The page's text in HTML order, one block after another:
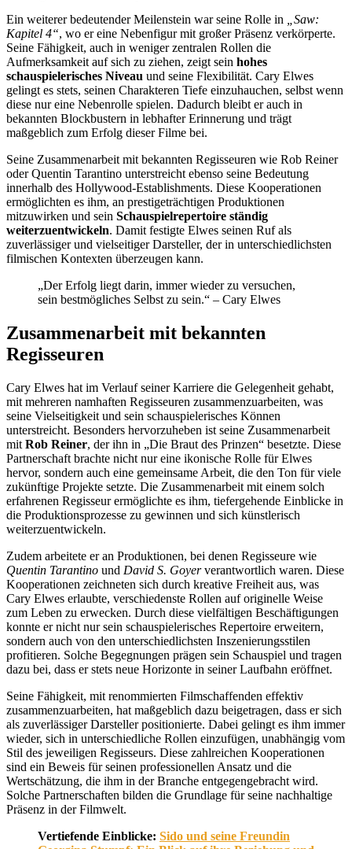
Ein weiterer bedeutender Meilenstein war seine Rolle in
„Saw:
Kapitel 4“, wo er eine Nebenfigur mit großer Präsenz verkörperte.
Seine Fähigkeit, auch in weniger zentralen Rollen die
Aufmerksamkeit auf sich zu ziehen, zeigt sein hohes
schauspielerisches Niveau und seine Flexibilität. Cary Elwes
gelingt es stets, seinen Charakteren Tiefe einzuhauchen, selbst wenn
diese nur eine Nebenrolle spielen. Dadurch bleibt er auch in
bekannten Blockbustern in lebhafter Erinnerung und trägt
maßgeblich zum Erfolg dieser Filme bei.
Seine Zusammenarbeit mit bekannten Regisseuren wie Rob Reiner
oder Quentin Tarantino unterstreicht ebenso seine Bedeutung
innerhalb des Hollywood-Establishments. Diese Kooperationen
ermöglichten es ihm, an prestigeträchtigen Produktionen
mitzuwirken und sein Schauspielrepertoire ständig
weiterzuentwickeln. Damit festigte Elwes seinen Ruf als
zuverlässiger und vielseitiger Darsteller, der in unterschiedlichsten
filmischen Kontexten überzeugen kann.
„Der Erfolg liegt darin, immer wieder zu versuchen,
sein bestmögliches Selbst zu sein.“ – Cary Elwes
Zusammenarbeit mit bekannten
Regisseuren
Cary Elwes hat im Verlauf seiner Karriere die Gelegenheit gehabt,
mit mehreren namhaften Regisseuren zusammenzuarbeiten, was
seine Vielseitigkeit und sein schauspielerisches Können
unterstreicht. Besonders hervorzuheben ist seine Zusammenarbeit
mit Rob Reiner, der ihn in „Die Braut des Prinzen“ besetzte. Diese
Partnerschaft brachte nicht nur eine ikonische Rolle für Elwes
hervor, sondern auch eine gemeinsame Arbeit, die den Ton für viele
zukünftige Projekte setzte. Die Zusammenarbeit mit einem solch
erfahrenen Regisseur ermöglichte es ihm, tiefergehende Einblicke in
die Produktionsprozesse zu gewinnen und sich künstlerisch
weiterzuentwickeln.
Zudem arbeitete er an Produktionen, bei denen Regisseure wie
Quentin Tarantino und David S. Goyerverantwortlich waren. Diese
Kooperationen zeichneten sich durch kreative Freiheit aus, was
Cary Elwes erlaubte, verschiedenste Rollen auf originelle Weise
zum Leben zu erwecken. Durch diese vielfältigen Beschäftigungen
konnte er nicht nur sein schauspielerisches Repertoire erweitern,
sondern auch von den unterschiedlichsten Inszenierungsstilen
profitieren. Solche Begegnungen prägen sein Schauspiel und tragen
dazu bei, dass er stets neue Horizonte in seiner Laufbahn eröffnet.
Seine Fähigkeit, mit renommierten Filmschaffenden effektiv
zusammenzuarbeiten, hat maßgeblich dazu beigetragen, dass er sich
als zuverlässiger Darsteller positionierte. Dabei gelingt es ihm immer
wieder, sich in unterschiedliche Rollen einzufügen, unabhängig vom
Stil des jeweiligen Regisseurs. Diese zahlreichen Kooperationen
sind ein Beweis für seinen professionellen Ansatz und die
Wertschätzung, die ihm in der Branche entgegengebracht wird.
Solche Partnerschaften bilden die Grundlage für seine nachhaltige
Präsenz in der Filmwelt.
Vertiefende Einblicke: Sido und seine Freundin